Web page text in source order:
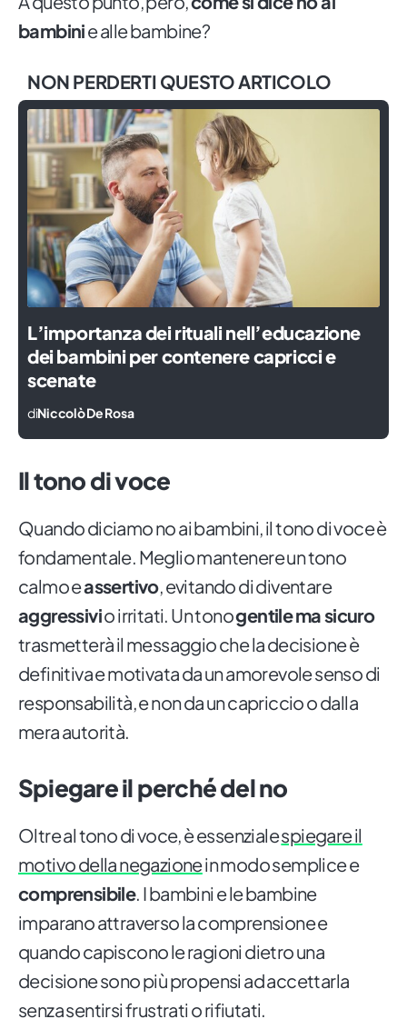
bambinie alle bambine?
NON PERDERTI QUESTO ARTICOLO
L’importanza dei rituali nell’educazione
dei bambini per contenere capricci e
scenate
diNiccolò De Rosa
Il tono di voce
Quando diciamo no ai bambini, il tono di voce è
fondamentale. Meglio mantenere un tono
calmo eassertivo, evitando di diventare
aggressivio irritati. Un tonogentilema sicuro
trasmetterà il messaggio che la decisione è
definitiva e motivata da un amorevole senso di
responsabilità, e non da un capriccio o dalla
mera autorità.
Spiegare il perché del no
Oltre al tono di voce, è essenzialespiegare il
motivo della negazionein modo semplice e
comprensibile. I bambini e le bambine
imparano attraverso la comprensione e
quando capiscono le ragioni dietro una
decisione sono più propensi ad accettarla
senza sentirsi frustrati o rifiutati.